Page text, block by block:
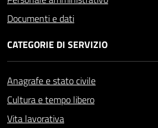
Documenti e dati
CATEGORIE DI SERVIZIO
Anagrafe e stato civile
Cultura e tempo libero
Vita lavorativa